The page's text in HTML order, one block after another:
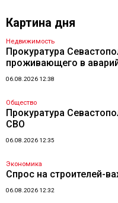
Картина дня
Недвижимость
Прокуратура
проживающего в
06.08.2026 12:38
Общество
Прокуратура
СВО
06.08.2026 12:35
Экономика
Спрос на строителей-
06.08.2026 12:32